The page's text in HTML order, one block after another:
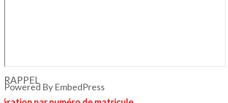
Powered By EmbedPress
RAPPEL